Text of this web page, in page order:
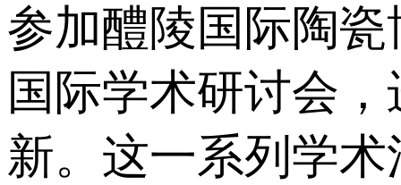
参加醴陵国际陶
国际学术研讨会
新。这一系列学